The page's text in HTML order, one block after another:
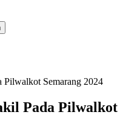
Semarang 2024
Pada Pilwalkot